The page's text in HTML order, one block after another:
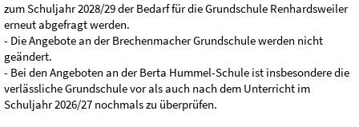
zum Schuljahr 2028/29 der Bedarf für die Grundschule Renhardsweiler
erneut abgefragt werden.
- Die Angebote an der Brechenmacher Grundschule werden nicht
geändert.
- Bei den Angeboten an der Berta Hummel-Schule ist insbesondere die
verlässliche Grundschule vor als auch nach dem Unterricht im
Schuljahr 2026/27 nochmals zu überprüfen.